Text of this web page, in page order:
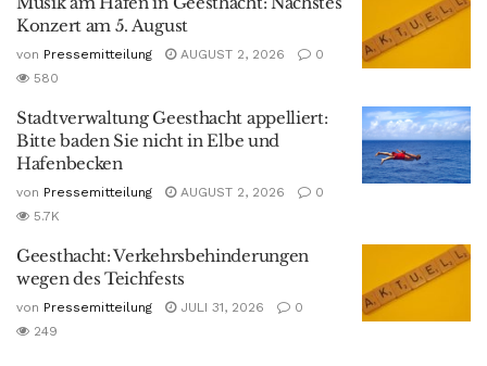
Konzert am 5. August
von Pressemitteilung AUGUST 2, 2026
0
580
Stadtverwaltung Geesthacht appelliert:
Bitte baden Sie nicht in Elbe und
Hafenbecken
von Pressemitteilung AUGUST 2, 2026
0
5.7K
Geesthacht: Verkehrsbehinderungen
wegen des Teichfests
von Pressemitteilung JULI 31, 2026
0
249